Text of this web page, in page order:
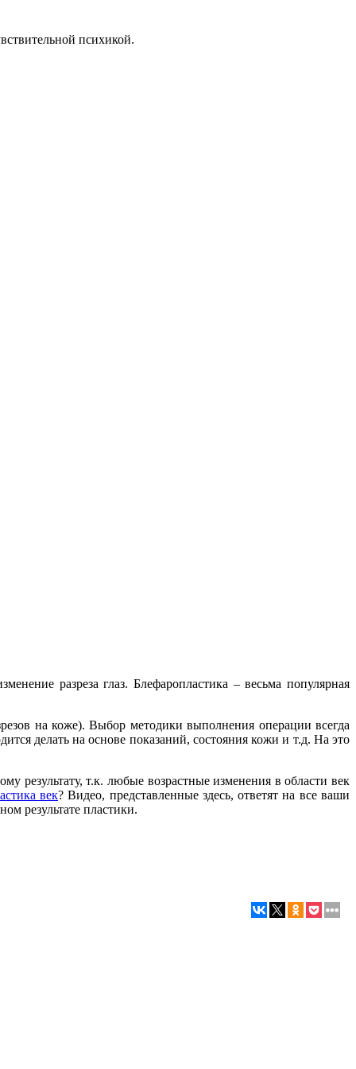
психикой.
разреза глаз. Блефаропластика – весьма популярная
на коже). Выбор методики выполнения операции всегда
делать на основе показаний, состояния кожи и т.д. На это
результату, т.к. любые возрастные изменения в области век
век? Видео, представленные здесь, ответят на все ваши
результате пластики.